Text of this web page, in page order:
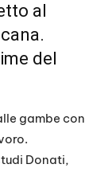
al
del
gambe con
Donati,